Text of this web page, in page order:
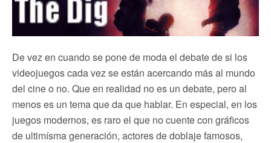
De vez en cuando se pone de moda el debate de si los
videojuegos cada vez se están acercando más al mundo
del cine o no. Que en realidad no es un debate, pero al
menos es un tema que da que hablar. En especial, en los
juegos modernos, es raro el que no cuente con gráficos
de ultimísma generación, actores de doblaje famosos,